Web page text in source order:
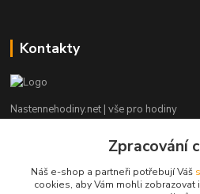
Kontakty
Nastennehodiny.net | vše pro hodiny
Potřebujete poradit? Napište nám. ;-)
info@nastennehodiny.net
Zpracování
Náš e-shop a partneři potřebují Váš
cookies, aby Vám mohli zobrazovat